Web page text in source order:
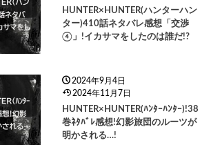
HUNTER×HUNTER(ハンターハン
ター)410話ネタバレ感想「交渉
④」!イカサマをしたのは誰だ!?
2024年9月4日
2024年11月7日
HUNTER×HUNTER(ﾊﾝﾀｰﾊﾝﾀｰ)!38
巻ﾈﾀﾊﾞﾚ感想!幻影旅団のルーツが
明かされる…!